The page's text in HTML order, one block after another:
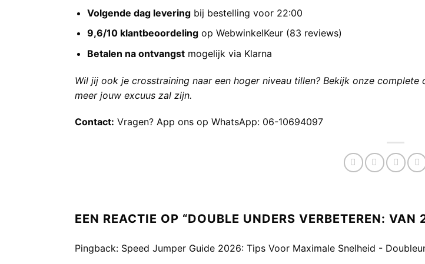
Volgende dag leveringbij bestelling voor 22:00
9,6/10 klantbeoordelingop WebwinkelKeur (83 reviews)
Betalen na ontvangstmogelijk via Klarna
Wil jij ook je crosstraining naar een hoger niveau tillen? Bekijk onze
meer jouw excuus zal zijn.
Contact: Vragen? App ons op WhatsApp: 06-10694097
EEN REACTIE OP “DOUBLE UNDERS VERBETEREN:
Pingback: Speed Jumper Guide 2026: Tips Voor Maximale Snelheid -